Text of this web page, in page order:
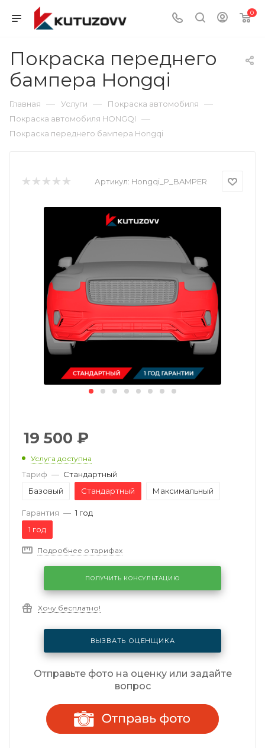
0
Покраска переднего
бампера Hongqi
Главная — Услуги — Покраска автомобиля —
Покраска автомобиля HONGQI —
Покраска переднего бампера Hongqi
Артикул: Hongqi_P_BAMPER
19 500 ₽
Услуга доступна
Тариф — Стандартный
Базовый
Стандартный Максимальный
Гарантия — 1 год
1 год
Подробнее о тарифах
ПОЛУЧИТЬ КОНСУЛЬТАЦИЮ
Хочу бесплатно!
ВЫЗВАТЬ ОЦЕНЩИКА
Отправьте фото на оценку или задайте
вопрос